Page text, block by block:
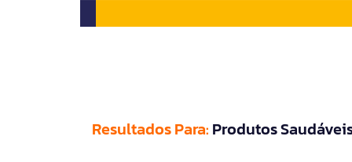
Resultados Para: Produtos